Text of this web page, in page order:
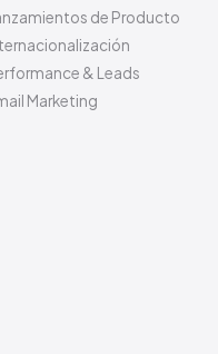
de Producto
& Leads
Marketing